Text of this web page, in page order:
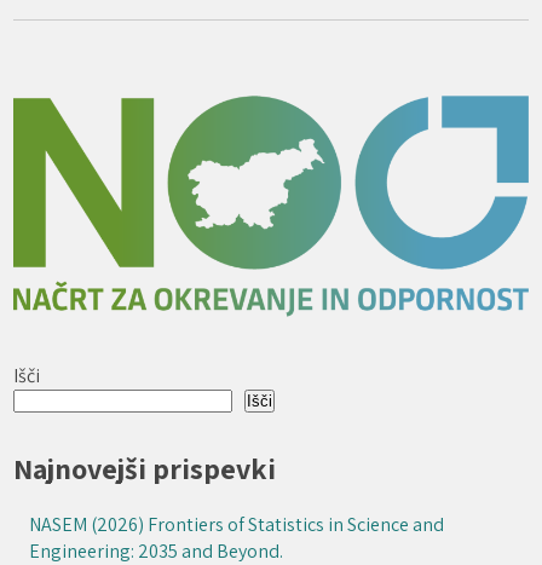
Išči
Išči
Najnovejši prispevki
NASEM (2026) Frontiers of Statistics in Science and
Engineering: 2035 and Beyond.